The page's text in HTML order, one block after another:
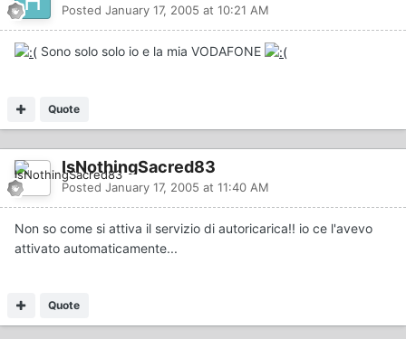
Posted January 17, 2005 at 10:21 AM
Sono solo solo io e la mia VODAFONE
Quote
IsNothingSacred83
Posted January 17, 2005 at 11:40 AM
Non so come si attiva il servizio di autoricarica!! io ce l'avevo
attivato automaticamente...
Quote